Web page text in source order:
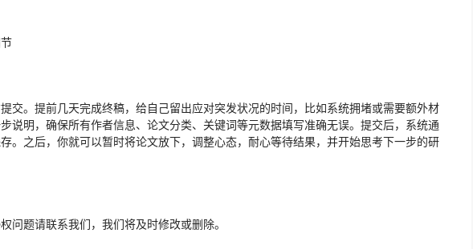
交。提前几天完成终稿，给自己留出应对突发状况的时间，比如系统拥堵或需要额外材
说明，确保所有作者信息、论文分类、关键词等元数据填写准确无误。提交后，系统通
。之后，你就可以暂时将论文放下，调整心态，耐心等待结果，并开始思考下一步的研
问题请联系我们，我们将及时修改或删除。